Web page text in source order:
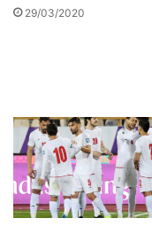
29/03/2020